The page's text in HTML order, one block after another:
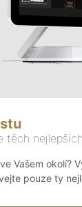
těch
Vašem okolí?
pouze ty